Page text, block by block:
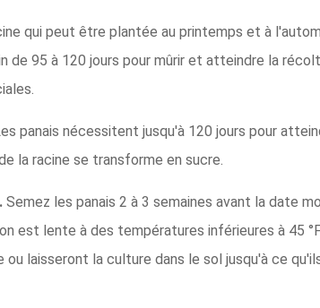
qui peut être plantée au printemps et à
de 95 à 120 jours pour mûrir et atteindre la
panais nécessitent jusqu'à 120 jours pour
la racine se transforme en sucre.
Semez les panais 2 à 3 semaines avant la date
est lente à des températures inférieures à 45
ou laisseront la culture dans le sol jusqu'à ce